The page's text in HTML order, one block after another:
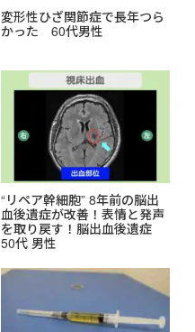
変形性ひざ関節症で長年つら
かった 60代男性
“リペア幹細胞” 8年前の脳出
血後遺症が改善！表情と発声
を取り戻す！脳出血後遺症
50代 男性